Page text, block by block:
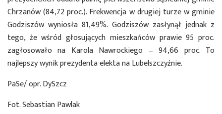
Chrzanów (84,72 proc.). Frekwencja w drugiej turze w gminie
Godziszów wyniosła 81,49%. Godziszów zasłynął jednak z
tego, że wśród głosujących mieszkańców prawie 95 proc.
zagłosowało na Karola Nawrockiego – 94,66 proc. To
najlepszy wynik prezydenta elekta na Lubelszczyźnie.
PaSe/ opr. DySzcz
Fot. Sebastian Pawlak